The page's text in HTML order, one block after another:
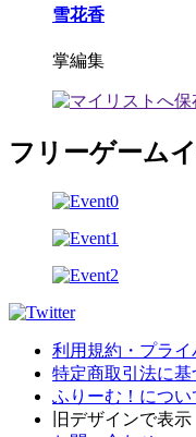
雪花香
掌編集
フリーゲーム
利用規約・プラ
特定商取引法に基
ふりーむ！につい
旧デザインで表示